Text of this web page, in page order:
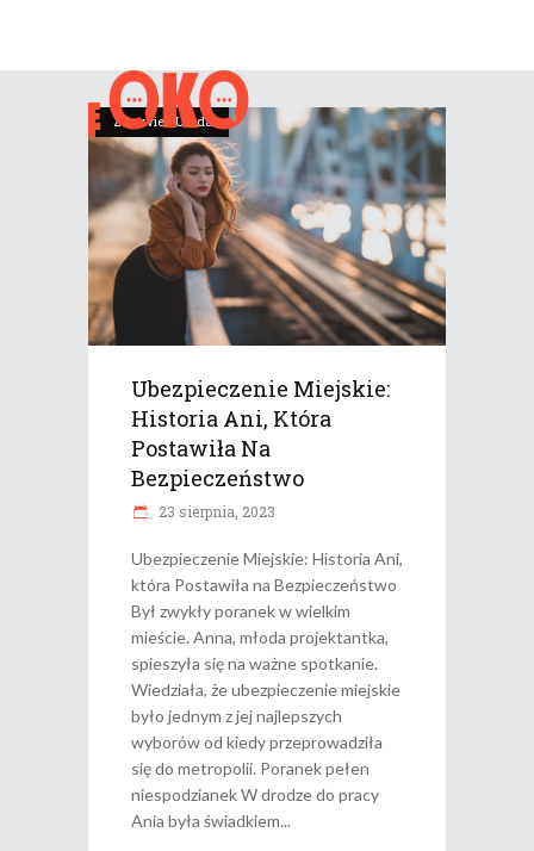
Zdrowie i Uroda
Ubezpieczenie Miejskie:
Historia Ani, Która
Postawiła Na
Bezpieczeństwo
23 sierpnia, 2023
Ubezpieczenie Miejskie: Historia Ani,
która Postawiła na Bezpieczeństwo
Był zwykły poranek w wielkim
mieście. Anna, młoda projektantka,
spieszyła się na ważne spotkanie.
Wiedziała, że ubezpieczenie miejskie
było jednym z jej najlepszych
wyborów od kiedy przeprowadziła
się do metropolii. Poranek pełen
niespodzianek W drodze do pracy
Ania była świadkiem